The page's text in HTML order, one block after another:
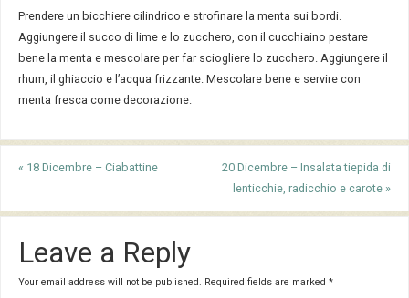
Prendere un bicchiere cilindrico e strofinare la menta sui bordi.
Aggiungere il succo di lime e lo zucchero, con il cucchiaino pestare
bene la menta e mescolare per far sciogliere lo zucchero. Aggiungere il
rhum, il ghiaccio e l’acqua frizzante. Mescolare bene e servire con
menta fresca come decorazione.
« 18 Dicembre – Ciabattine
20 Dicembre – Insalata tiepida di
lenticchie, radicchio e carote »
Leave a Reply
Your email address will not be published. Required fields are marked *